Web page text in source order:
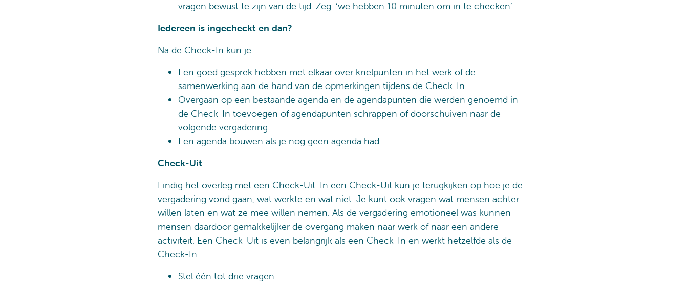
vragen bewust te zijn van de tijd. Zeg: ‘we hebben 10 minuten om in te checken’.
Iedereen is ingecheckt en dan?
Na de Check-In kun je:
Een goed gesprek hebben met elkaar over knelpunten in het werk of de
samenwerking aan de hand van de opmerkingen tijdens de Check-In
Overgaan op een bestaande agenda en de agendapunten die werden genoemd in
de Check-In toevoegen of agendapunten schrappen of doorschuiven naar de
volgende vergadering
Een agenda bouwen als je nog geen agenda had
Check-Uit
Eindig het overleg met een Check-Uit. In een Check-Uit kun je terugkijken op hoe je de
vergadering vond gaan, wat werkte en wat niet. Je kunt ook vragen wat mensen achter
willen laten en wat ze mee willen nemen. Als de vergadering emotioneel was kunnen
mensen daardoor gemakkelijker de overgang maken naar werk of naar een andere
activiteit. Een Check-Uit is even belangrijk als een Check-In en werkt hetzelfde als de
Check-In:
Stel één tot drie vragen